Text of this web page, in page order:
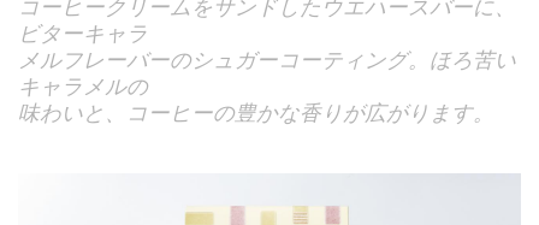
コーヒークリームをサンドしたウエハースバーに、
ビターキャラ
メルフレーバーのシュガーコーティング。ほろ苦い
キャラメルの
味わいと、コーヒーの豊かな香りが広がります。